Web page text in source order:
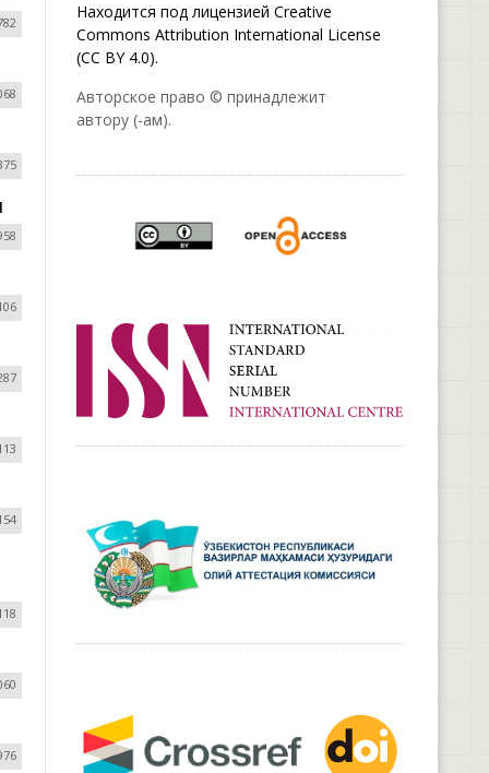
Находится под лицензией Creative
Commons Attribution International License
(CC BY 4.0).
Авторское право © принадлежит
автору (-ам).